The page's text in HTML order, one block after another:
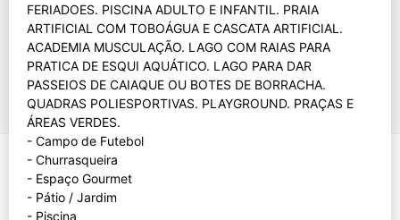
FERIADOES. PISCINA ADULTO E INFANTIL. PRAIA
ARTIFICIAL COM TOBOÁGUA E CASCATA ARTIFICIAL.
ACADEMIA MUSCULAÇÃO. LAGO COM RAIAS PARA
PRATICA DE ESQUI AQUÁTICO. LAGO PARA DAR
PASSEIOS DE CAIAQUE OU BOTES DE BORRACHA.
QUADRAS POLIESPORTIVAS. PLAYGROUND. PRAÇAS E
ÁREAS VERDES.
- Campo de Futebol
- Churrasqueira
- Espaço Gourmet
- Pátio / Jardim
- Piscina